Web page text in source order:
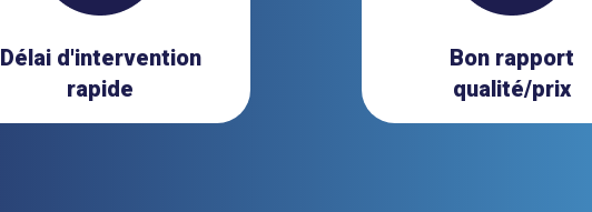
Délai d'intervention
rapide
Bon rapport
qualité/prix